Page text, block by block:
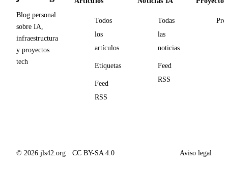
Blog personal
sobre IA,
infraestructura
y proyectos
tech
Todos
los
artículos
Etiquetas
Feed
RSS
Todas
las
noticias
Feed
RSS
© 2026 jls42.org · CC BY-SA 4.0 Aviso legal